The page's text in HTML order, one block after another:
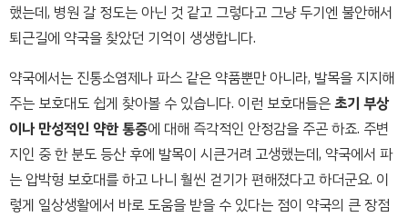
했는데, 병원 갈 정도는 아닌 것 같고 그렇다고 그냥 두기엔 불안해서
퇴근길에 약국을 찾았던 기억이 생생합니다.
약국에서는 진통소염제나 파스 같은 약품뿐만 아니라, 발목을 지지해
주는 보호대도 쉽게 찾아볼 수 있습니다. 이런 보호대들은초기 부상
이나 만성적인 약한 통증에 대해 즉각적인 안정감을 주곤 하죠. 주변
지인 중 한 분도 등산 후에 발목이 시큰거려 고생했는데, 약국에서 파
는 압박형 보호대를 하고 나니 훨씬 걷기가 편해졌다고 하더군요. 이
렇게 일상생활에서 바로 도움을 받을 수 있다는 점이 약국의 큰 장점